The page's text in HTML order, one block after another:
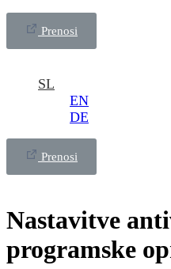
Prenosi
SL
EN
DE
Prenosi
Nastavitve
programske